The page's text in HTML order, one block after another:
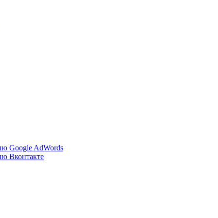
Google AdWords
Вконтакте